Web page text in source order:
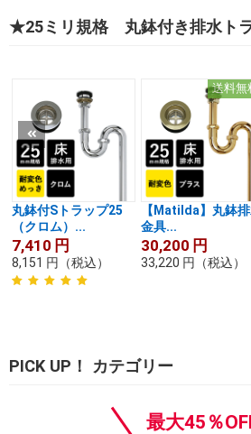
★25ミリ規格 丸鉢付き排水ト
丸鉢付Sトラップ25
（クロム）...
7,410 円
8,151 円 （税込）
送料無
【Matilda】丸鉢
金具...
30,200 円
33,220 円 （税込）
PICK UP！ カテゴリー
最大45％